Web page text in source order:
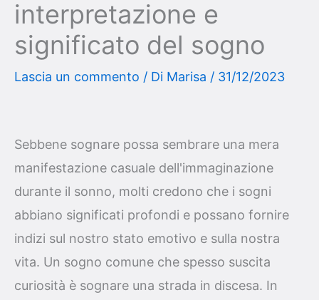
interpretazione e
significato del sogno
Lascia un commento / Di Marisa / 31/12/2023
Sebbene sognare possa sembrare una mera
manifestazione casuale dell'immaginazione
durante il sonno, molti credono che i sogni
abbiano significati profondi e possano fornire
indizi sul nostro stato emotivo e sulla nostra
vita. Un sogno comune che spesso suscita
curiosità è sognare una strada in discesa. In